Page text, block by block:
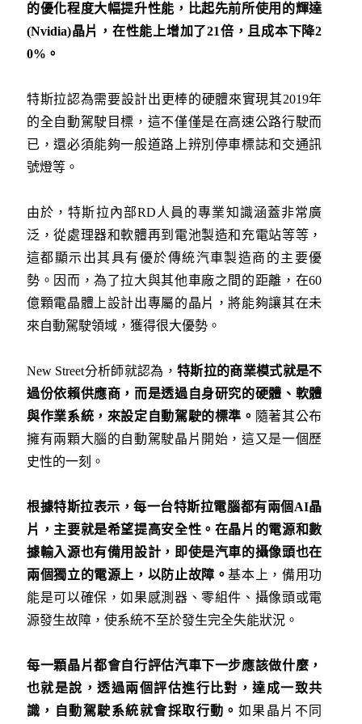
的優化程度大幅提升性能，比起先前所使用的輝達
(Nvidia)晶片，在性能上增加了21倍，且成本下降2
0% 。
特斯拉認為需要設計出更棒的硬體來實現其2019年
的全自動駕駛目標，這不僅僅是在高速公路行駛而
已，還必須能夠一般道路上辨別停車標誌和交通訊
號燈等。
由於，特斯拉內部RD人員的專業知識涵蓋非常廣
泛，從處理器和軟體再到電池製造和充電站等等，
這都顯示出其具有優於傳統汽車製造商的主要優
勢。因而，為了拉大與其他車廠之間的距離，在60
億顆電晶體上設計出專屬的晶片，將能夠讓其在未
來自動駕駛領域，獲得很大優勢。
New Street分析師就認為， 特斯拉的商業模式就是不
過份依賴供應商，而是透過自身研究的硬體、軟體
與作業系統，來設定自動駕駛的標準。 隨著其公布
擁有兩顆大腦的自動駕駛晶片開始，這又是一個歷
史性的一刻。
根據特斯拉表示，每一台特斯拉電腦都有兩個 AI晶
片，主要就是希望提高安全性。在晶片的電源和數
據輸入源也有備用設計，即使是汽車的攝像頭也在
兩個獨立的電源上，以防止故障。基本上，備用功
能是可以確保，如果感測器、零組件、攝像頭或電
源發生故障，使系統不至於發生完全失能狀況。
每一顆晶片都會自行評估汽車下一步應該做什麼，
也就是說，透過兩個評估進行比對，達成一致共
識，自動駕駛系統就會採取行動。 如果晶片不同